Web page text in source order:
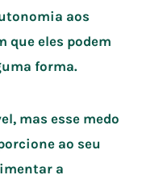
aos
que eles podem
forma.
mas esse medo
ao seu
a